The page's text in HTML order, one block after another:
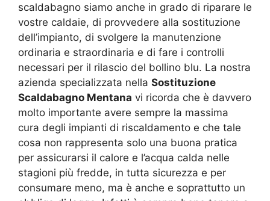
scaldabagno siamo anche in grado di riparare le
vostre caldaie, di provvedere alla sostituzione
dell’impianto, di svolgere la manutenzione
ordinaria e straordinaria e di fare i controlli
necessari per il rilascio del bollino blu. La nostra
azienda specializzata nella Sostituzione
Scaldabagno Mentana vi ricorda che è davvero
molto importante avere sempre la massima
cura degli impianti di riscaldamento e che tale
cosa non rappresenta solo una buona pratica
per assicurarsi il calore e l’acqua calda nelle
stagioni più fredde, in tutta sicurezza e per
consumare meno, ma è anche e soprattutto un